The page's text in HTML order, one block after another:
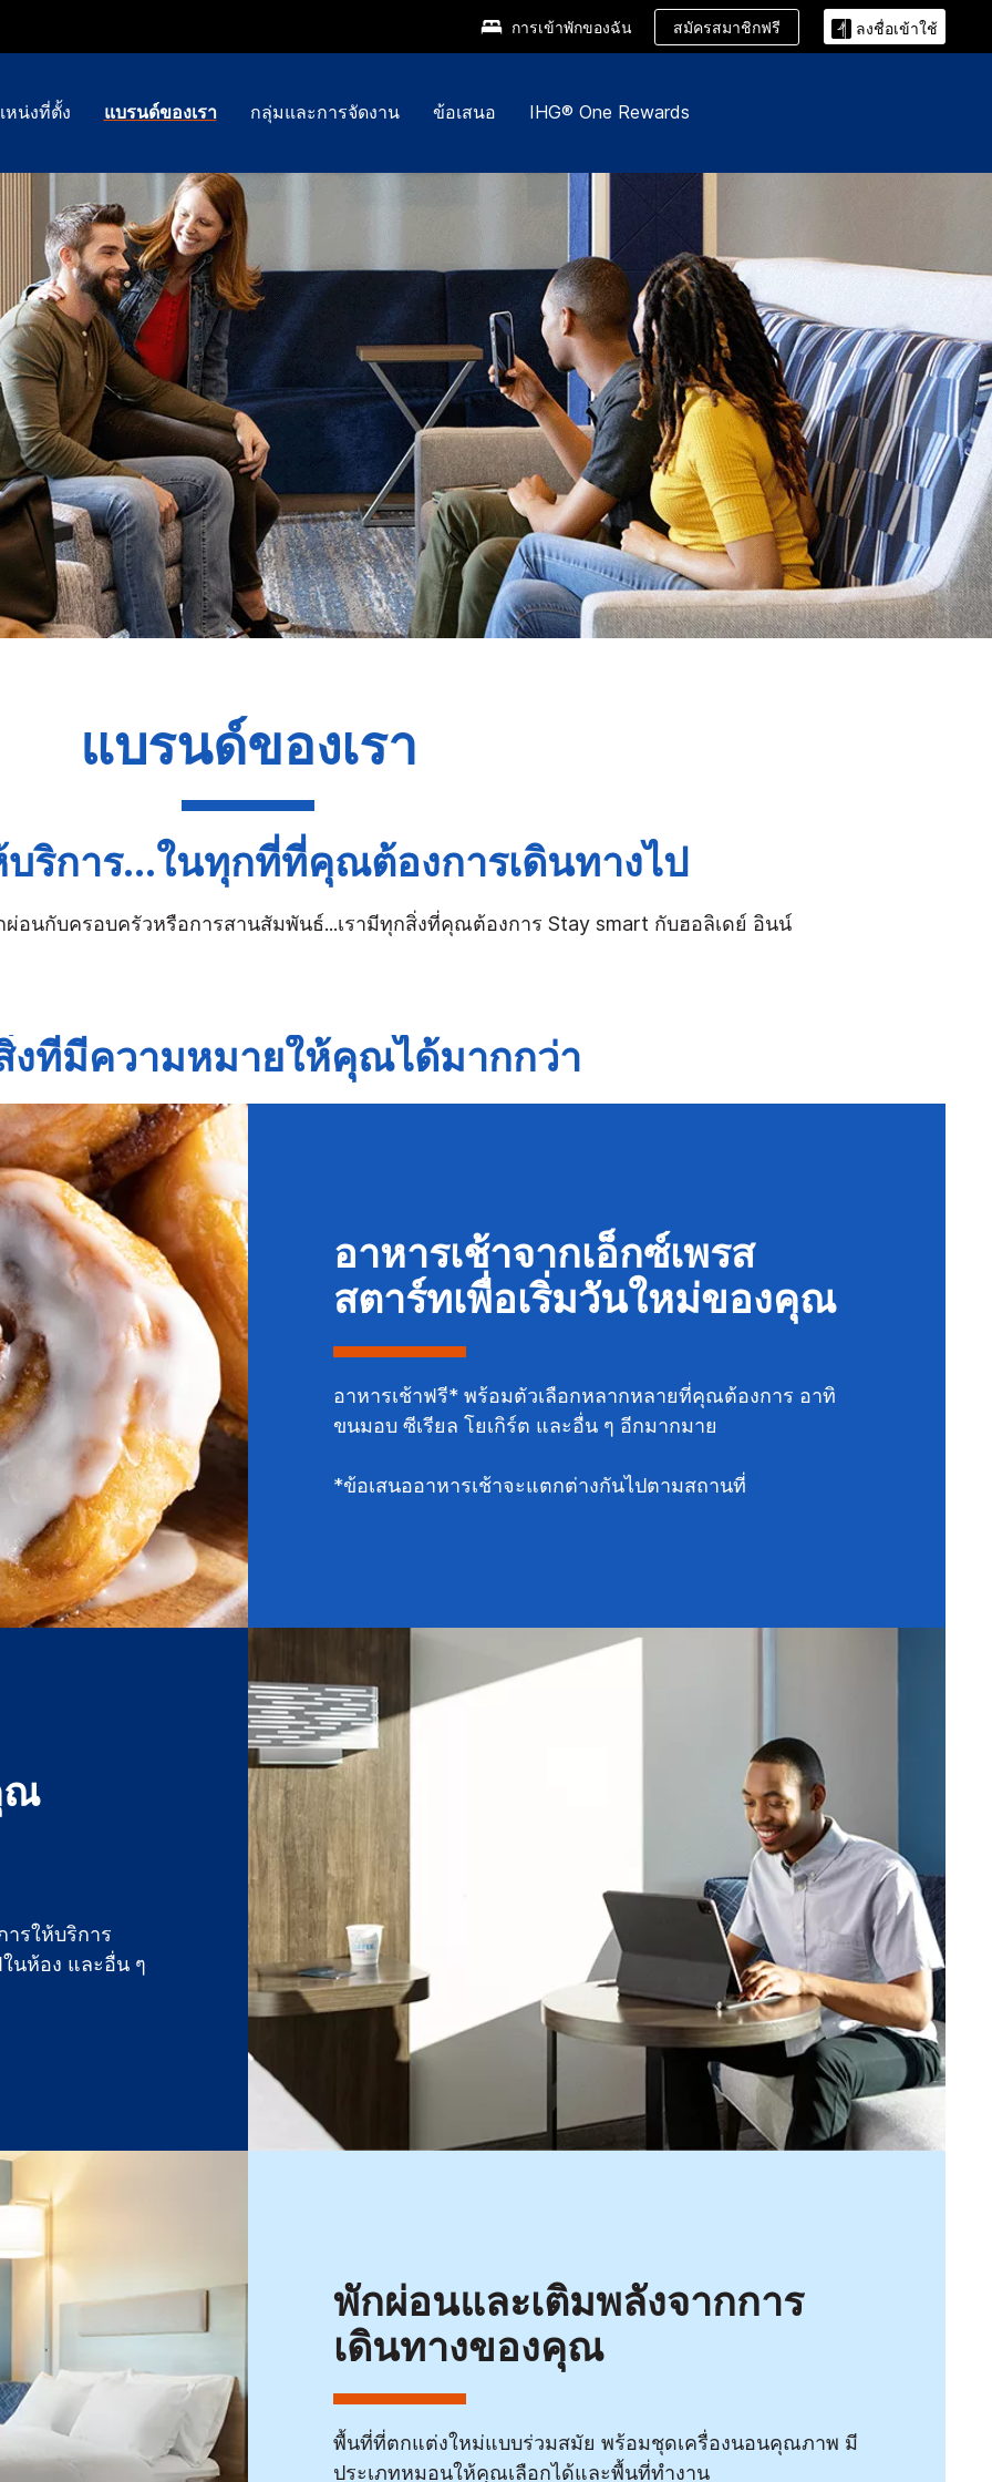
การเข้าพักของฉัน สมัครสมาชิกฟรี ลงชื่อเข้าใช้
หน่งที่ตั้ง แบรนด์ของเรา กลุ่มและการจัดงาน ข้อเสนอ IHG® One Rewards
แบรนด์ของเรา
บริการ...ในทุกที่ที่คุณต้องการเดินทางไป
ผ่อนกับครอบครัวหรือการสานสัมพันธ์...เรามีทุกสิ่งที่คุณต้องการ Stay smart กับฮอลิเดย์ อินน์
งที่มีความหมายให้คุณได้มากกว่า
อาหารเช้าจากเอ็กซ์เพรส
สตาร์ทเพื่อเริ่มวันใหม่ของคุณ
อาหารเช้าฟรี* พร้อมตัวเลือกหลากหลายที่คุณต้องการ อาทิ
ขนมอบ ซีเรียล โยเกิร์ต และอื่น ๆ อีกมากมาย
*ข้อเสนออาหารเช้าจะแตกต่างกันไปตามสถานที่
ณ
รให้บริการ
นห้อง และอื่น ๆ
พักผ่อนและเติมพลังจากการ
เดินทางของคุณ
พื้นที่ที่ตกแต่งใหม่แบบร่วมสมัย พร้อมชุดเครื่องนอนคุณภาพ มี
ประเภทหมอนให้คุณเลือกได้และพื้นที่ทำงาน